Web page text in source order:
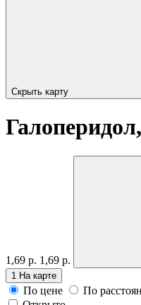
Скрыть карту
1,69 р. 1,69 р.
1 На карте
По цене
По